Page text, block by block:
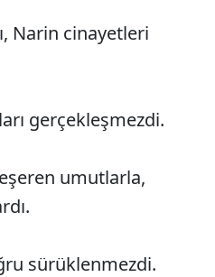
Narin cinayetleri
gerçekleşmezdi.
umutlarla,
sürüklenmezdi.